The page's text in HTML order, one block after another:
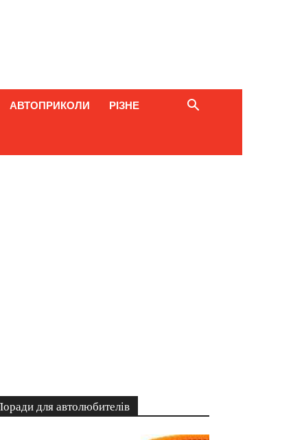
АВТОПРИКОЛИ РІЗНЕ
для автолюбителів